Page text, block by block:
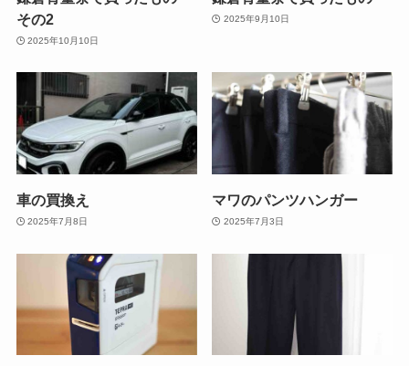
その2
2025年10月10日
2025年9月10日
車の買換え
2025年7月8日
マワのパンツハンガー
2025年7月3日